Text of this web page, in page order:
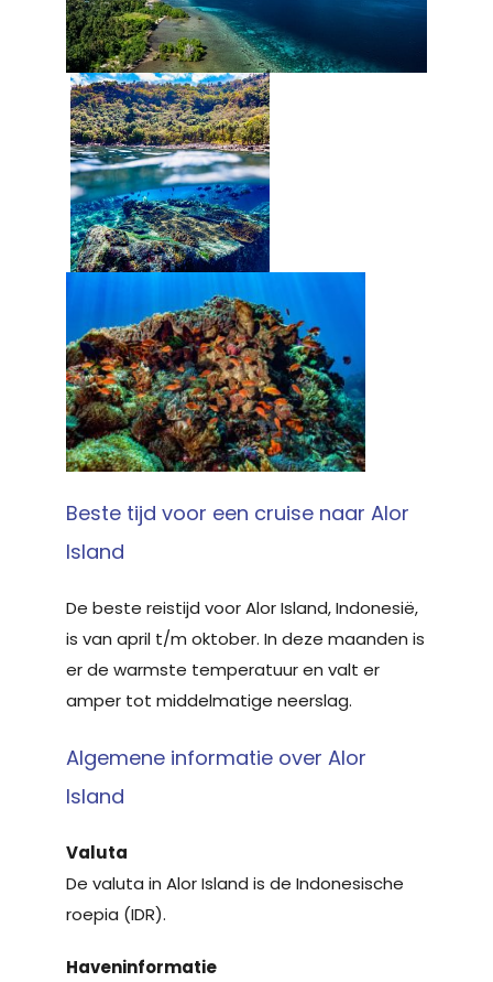
Beste tijd voor een cruise naar Alor
Island
De beste reistijd voor Alor Island, Indonesië,
is van april t/m oktober. In deze maanden is
er de warmste temperatuur en valt er
amper tot middelmatige neerslag.
Algemene informatie over Alor
Island
Valuta
De valuta in Alor Island is de Indonesische
roepia (IDR).
Haveninformatie